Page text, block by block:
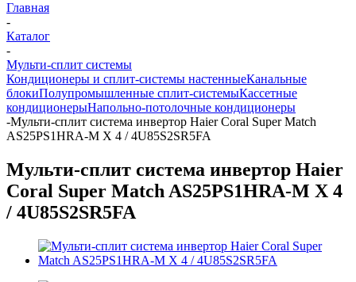
Главная
-
Каталог
-
Мульти-сплит системы
Кондиционеры и сплит-системы настенныеКанальные
блокиПолупромышленные сплит-системыКассетные
кондиционерыНапольно-потолочные кондиционеры
-Мульти-сплит система инвертор Haier Coral Super Match
AS25PS1HRA-M X 4 / 4U85S2SR5FA
Мульти-сплит система инвертор Haier
Coral Super Match AS25PS1HRA-M X 4
/ 4U85S2SR5FA